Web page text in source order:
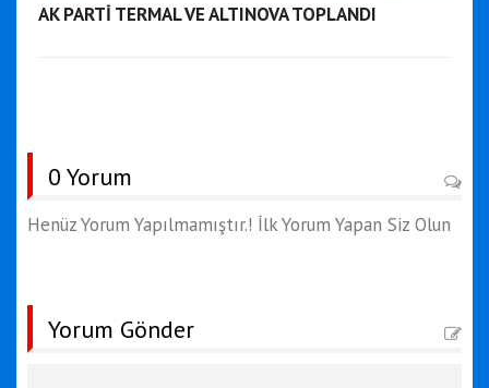
AK PARTİ TERMAL VE ALTINOVA TOPLANDI
0 Yorum
Henüz Yorum Yapılmamıştır.! İlk Yorum Yapan Siz Olun
Yorum Gönder